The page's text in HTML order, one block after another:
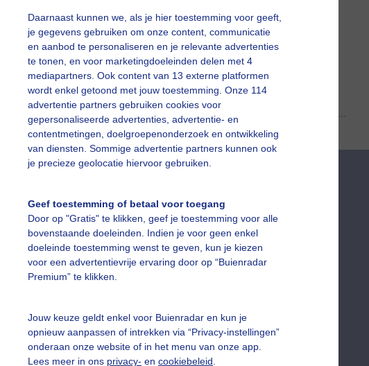
Daarnaast kunnen we, als je hier toestemming voor geeft,
je gegevens gebruiken om onze content, communicatie
en aanbod te personaliseren en je relevante advertenties
te tonen, en voor marketingdoeleinden delen met 4
mediapartners. Ook content van 13 externe platformen
wordt enkel getoond met jouw toestemming. Onze 114
advertentie partners gebruiken cookies voor
gepersonaliseerde advertenties, advertentie- en
contentmetingen, doelgroepenonderzoek en ontwikkeling
van diensten. Sommige advertentie partners kunnen ook
je precieze geolocatie hiervoor gebruiken.
Geef toestemming of betaal voor toegang
Door op "Gratis" te klikken, geef je toestemming voor alle
bovenstaande doeleinden. Indien je voor geen enkel
doeleinde toestemming wenst te geven, kun je kiezen
voor een advertentievrije ervaring door op “Buienradar
Premium” te klikken.
Jouw keuze geldt enkel voor Buienradar en kun je
opnieuw aanpassen of intrekken via “Privacy-instellingen”
onderaan onze website of in het menu van onze app.
Lees meer in ons privacy- en cookiebeleid
slideshow
vragen
Team
De Bilt